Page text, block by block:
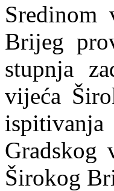
Sredinom
Brijeg
stupnja
vijeća
Gradskog
Širokog